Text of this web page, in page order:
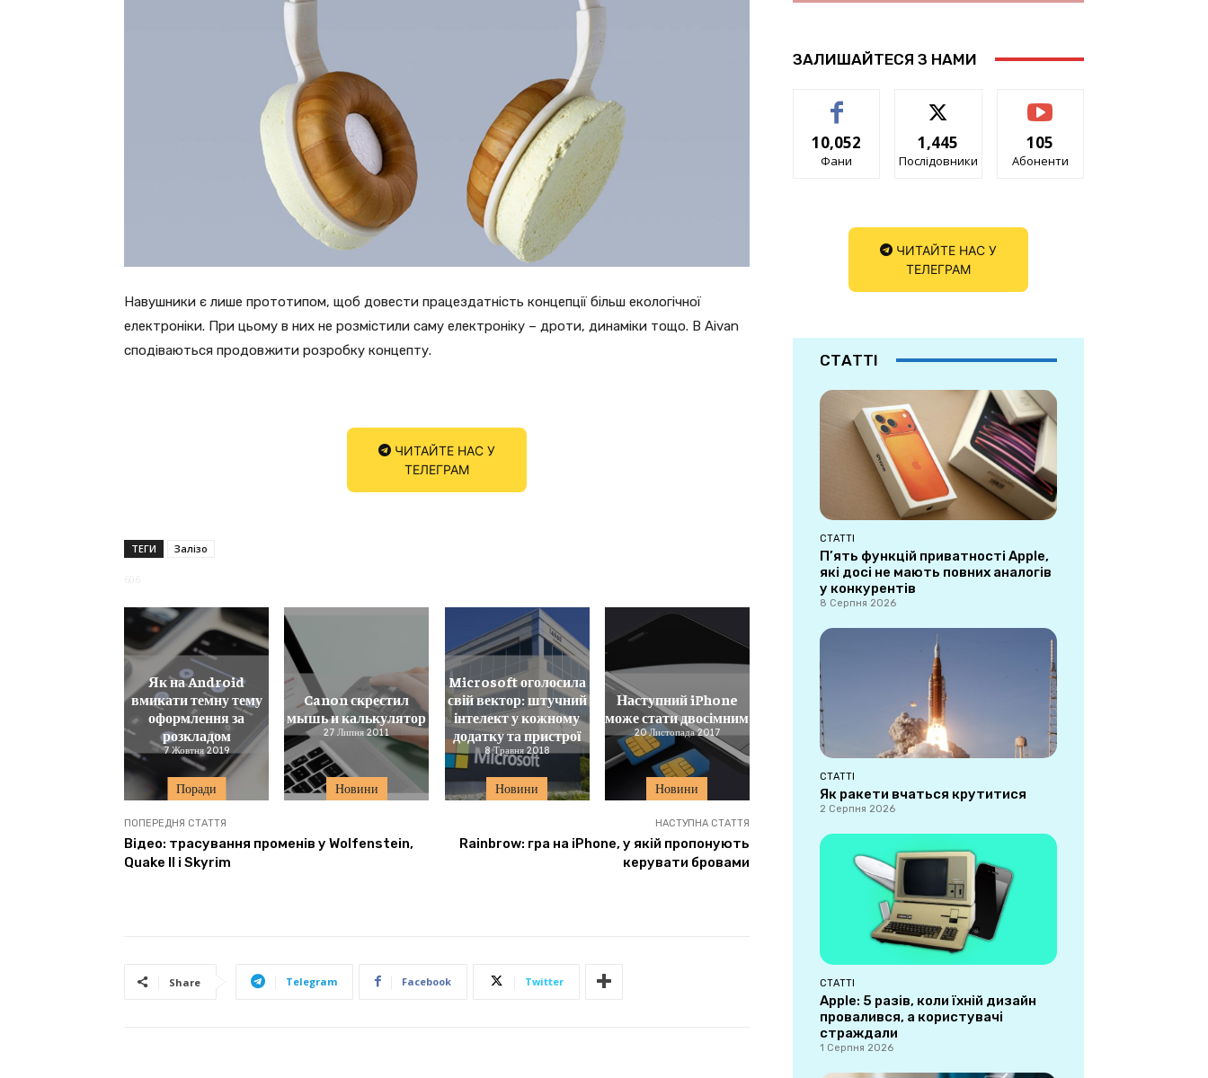
Навушники є лише прототипом, щоб довести працездатність концепції більш екологічної
електроніки. При цьому в них не розмістили саму електроніку – дроти, динаміки тощо. В Aivan
сподіваються продовжити розробку концепту.
ЧИТАЙТЕ НАС У
ТЕЛЕГРАМ
ТЕГИ Залізо
Поради
Як на Android
вмикати темну тему
оформлення за
розкладом
7 Жовтня 2019
Новини
Canon скрестил
мышь и калькулятор
27 Липня 2011
Новини
Microsoft оголосила
свій вектор: штучний
інтелект у кожному
додатку та пристрої
8 Травня 2018
Новини
Наступний iPhone
може стати двосімним
20 Листопада 2017
ПОПЕРЕДНЯ СТАТТЯ
Відео: трасування променів у Wolfenstein,
Quake II і Skyrim
НАСТУПНА СТАТТЯ
Rainbrow: гра на iPhone, у якій пропонують
керувати бровами
Share Telegram Facebook Twitter
ЗАЛИШАЙТЕСЯ З НАМИ
10,052
Фани
1,445
Послідовники
105
Абоненти
ЧИТАЙТЕ НАС У
ТЕЛЕГРАМ
СТАТТІ
СТАТТІ
П’ять функцій приватності Apple,
які досі не мають повних аналогів
у конкурентів
8 Серпня 2026
СТАТТІ
Як ракети вчаться крутитися
2 Серпня 2026
СТАТТІ
Apple: 5 разів, коли їхній дизайн
провалився, а користувачі
страждали
1 Серпня 2026